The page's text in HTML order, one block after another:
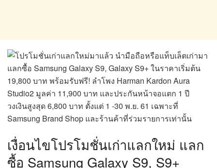
เงื่อนไขโปรโมชั่นเก่าแลกใหม่ แลก
ซื้อ Samsung Galaxy S9, S9+